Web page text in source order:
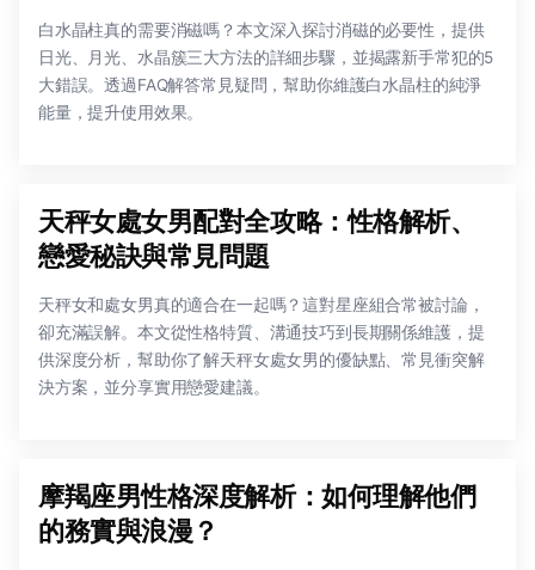
白水晶柱真的需要消磁嗎？本文深入探討消磁的必要性，提供
日光、月光、水晶簇三大方法的詳細步驟，並揭露新手常犯的5
大錯誤。透過FAQ解答常見疑問，幫助你維護白水晶柱的純淨
能量，提升使用效果。
天秤女處女男配對全攻略：性格解析、
戀愛秘訣與常見問題
天秤女和處女男真的適合在一起嗎？這對星座組合常被討論，
卻充滿誤解。本文從性格特質、溝通技巧到長期關係維護，提
供深度分析，幫助你了解天秤女處女男的優缺點、常見衝突解
決方案，並分享實用戀愛建議。
摩羯座男性格深度解析：如何理解他們
的務實與浪漫？